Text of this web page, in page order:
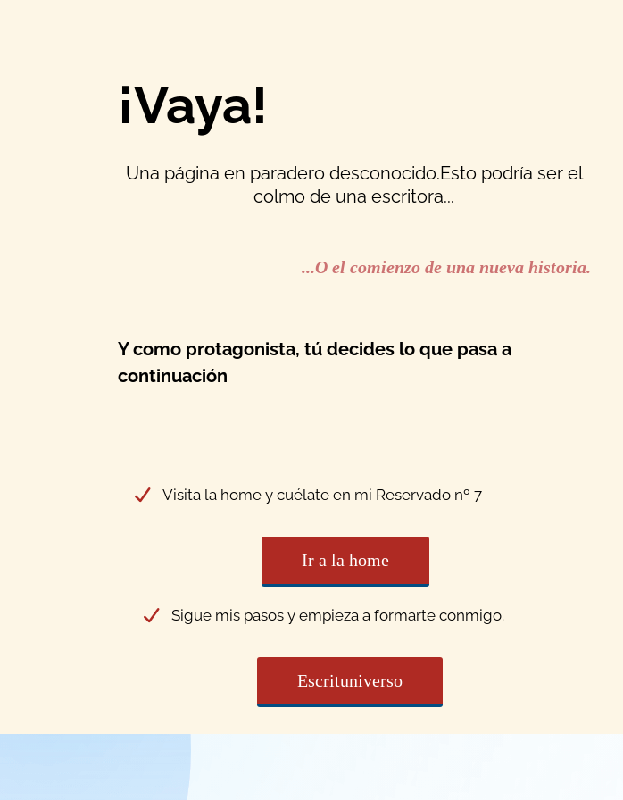
¡Vaya!
Una página en paradero desconocido.Esto podría ser el
colmo de una escritora...
...O el comienzo de una nueva historia.
Y como protagonista, tú decides lo que pasa a
continuación
Visita la home y cuélate en mi Reservado nº 7
Ir a la home
Sigue mis pasos y empieza a formarte conmigo.
Escrituniverso